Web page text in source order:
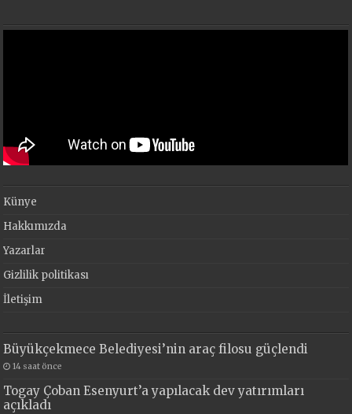
Künye
Hakkımızda
Yazarlar
Gizlilik politikası
İletişim
Büyükçekmece Belediyesi’nin araç filosu güçlendi
14 saat önce
Togay Çoban Esenyurt’a yapılacak dev yatırımları
açıkladı